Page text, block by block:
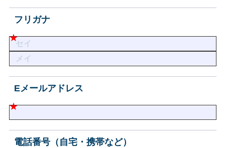
フリガナ
Eメールアドレス
電話番号（自宅・携帯など）